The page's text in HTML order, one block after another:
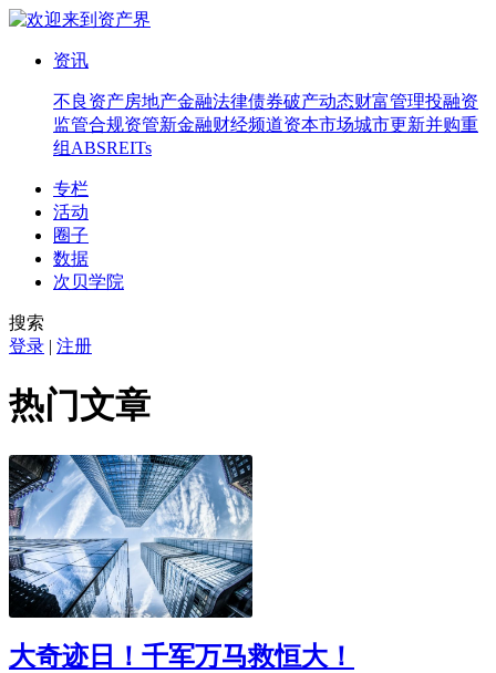
资讯
不良资产房地产金融法律债券破产动态财富管理投融资
监管合规资管新金融财经频道资本市场城市更新并购重
组 ABSREITs
专栏
活动
圈子
数据
次贝学院
搜索
登录 | 注册
热门文章
大奇迹日！千军万马救恒大！